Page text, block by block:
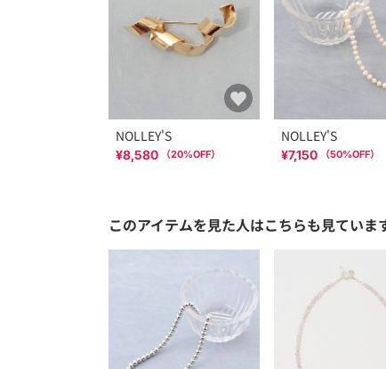
NOLLEY'S
¥8,580 （20%OFF）
NOLLEY'S
¥7,150 （50%OFF）